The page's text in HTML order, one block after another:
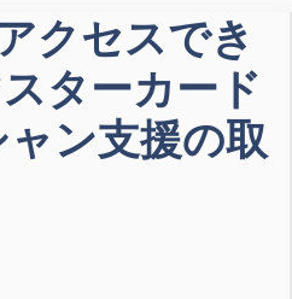
クセスでき
ターカード
ン支援の取